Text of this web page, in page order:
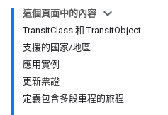
這個頁面中的內容
TransitClass 和 TransitObject
支援的國家/地區
應用實例
更新票證
定義包含多段車程的旅程